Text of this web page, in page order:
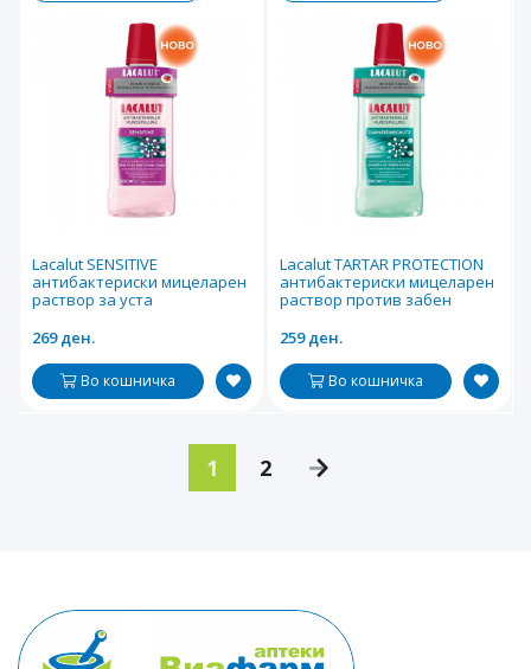
Lacalut SENSITIVE
антибактериски мицеларен
раствор за уста
269 ден.
Во кошничка
Lacalut TARTAR PROTECTION
антибактериски мицеларен
раствор против забен
259 ден.
Во кошничка
1 2